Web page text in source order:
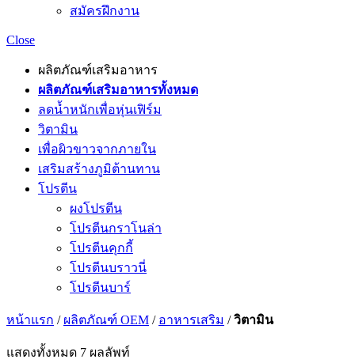
สมัครฝึกงาน
Close
ผลิตภัณฑ์เสริมอาหาร
ผลิตภัณฑ์เสริมอาหารทั้งหมด
ลดน้ำหนักเพื่อหุ่นเฟิร์ม
วิตามิน
เพื่อผิวขาวจากภายใน
เสริมสร้างภูมิต้านทาน
โปรตีน
ผงโปรตีน
โปรตีนกราโนล่า
โปรตีนคุกกี้
โปรตีนบราวนี่
โปรตีนบาร์
หน้าแรก / ผลิตภัณฑ์ OEM / อาหารเสริม /วิตามิน
แสดงทั้งหมด 7 ผลลัพท์